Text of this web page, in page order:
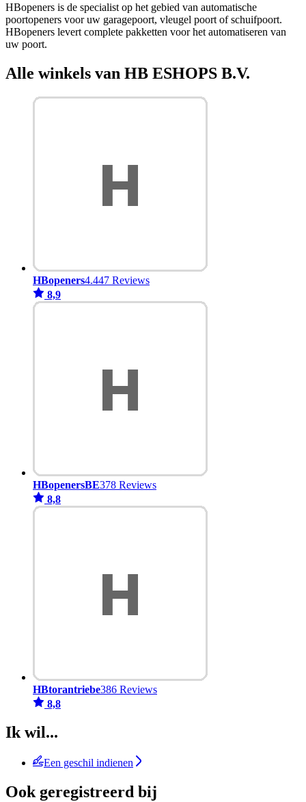
HBopeners is de specialist op het gebied van automatische
poortopeners voor uw garagepoort, vleugel poort of schuifpoort.
HBopeners levert complete pakketten voor het automatiseren van
uw poort.
Alle winkels van HB ESHOPS B.V.
HBopeners4.447 Reviews
8,9
HBopenersBE378 Reviews
8,8
HBtorantriebe386 Reviews
8,8
Ik wil...
Een geschil indienen
Ook geregistreerd bij